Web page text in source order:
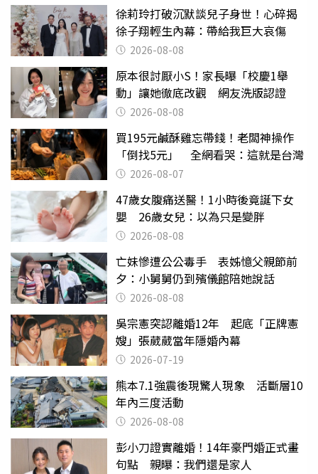
徐莉玲打破沉默談兒子身世！心碎揭
徐子翔輕生內幕：帶給我巨大哀傷
2026-08-08
原本很討厭小S！家長曝「校慶1舉
動」讓她徹底改觀 網友洗版認證
2026-08-08
買195元鹹酥雞忘帶錢！老闆神操作
「倒找5元」 全網看哭：這就是台灣
2026-08-07
47歲女腹痛送醫！1小時後竟誕下女
嬰 26歲女兒：以為只是變胖
2026-08-08
亡妹慘遭公公毒手 表姊憶父親節前
夕：小舅舅仍到殯儀館陪她說話
2026-08-08
吳宗憲突認離婚12年 起底「正牌憲
嫂」張葳葳當年隱婚內幕
2026-07-19
熊本7.1強震後現驚人現象 活斷層10
年內三度活動
2026-08-08
彭小刀證實離婚！14年豪門婚正式畫
句點 親曝：我們還是家人